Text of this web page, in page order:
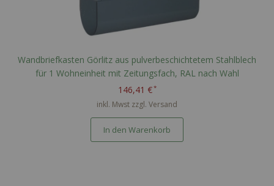
Wandbriefkasten Görlitz aus pulverbeschichtetem Stahlblech
für 1 Wohneinheit mit Zeitungsfach, RAL nach Wahl
146,41 €
inkl. Mwst zzgl. Versand
In den Warenkorb